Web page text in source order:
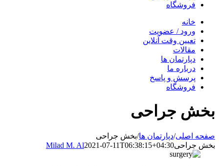
فروشگاه
خانه
ورود / عضویت
تعیین وقت آنلاین
مقالات
دپارتمان ها
درباره ما
پرسش و پاسخ
فروشگاه
بخش جراحی
صفحه اصلی/دپارتمان ها/بخش جراحی
بخش جراحی
Milad M. Al2021-07-11T06:38:15+04:30